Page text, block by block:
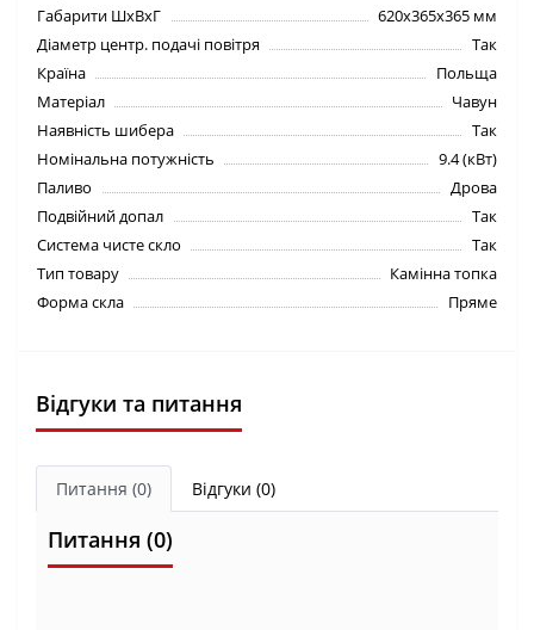
Габарити ШхВхГ
620х365х365 мм
Діаметр центр. подачі повітря
Так
Країна
Польща
Матеріал
Чавун
Наявність шибера
Так
Номінальна потужність
9.4 (кВт)
Паливо
Дрова
Подвійний допал
Так
Система чисте скло
Так
Тип товару
Камінна топка
Форма скла
Пряме
Відгуки та питання
Питання (0) Відгуки (0)
Питання (0)